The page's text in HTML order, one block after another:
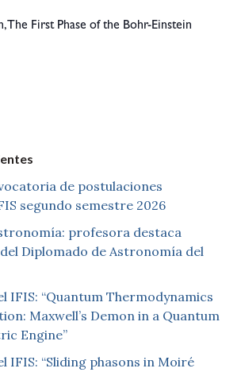
The First Phase of the Bohr-Einstein
de postulaciones
segundo semestre 2026
profesora destaca
Diplomado de Astronomía del
IFIS: “Quantum Thermodynamics
Maxwell’s Demon in a Quantum
Engine”
IFIS: “Sliding phasons in Moiré